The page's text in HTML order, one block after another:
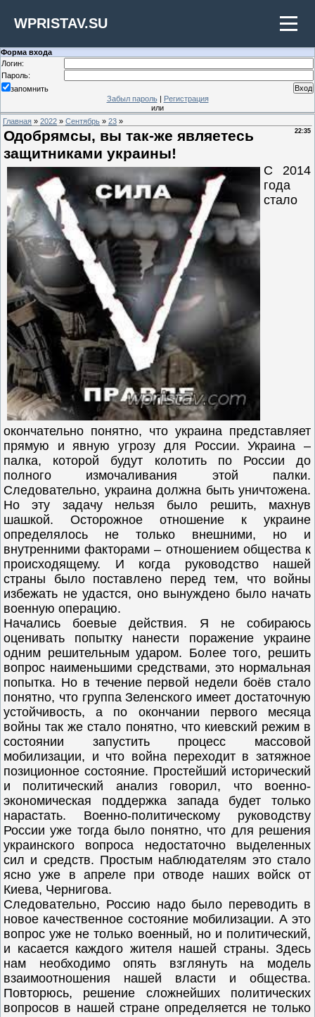
WPRISTAV.SU
Форма входа
Логин:
Пароль:
запомнить
Забыл пароль| Регистрация
или
Главная » 2022 » Сентябрь » 23 »
22:35
Одобрямсы, вы так-же являетесь
защитниками украины!
С 2014
года
стало
окончательно понятно, что украина представляет
прямую и явную угрозу для России. Украина –
палка, которой будут колотить по России до
полного измочаливания этой палки.
Следовательно, украина должна быть уничтожена.
Но эту задачу нельзя было решить, махнув
шашкой. Осторожное отношение к украине
определялось не только внешними, но и
внутренними факторами – отношением общества к
происходящему. И когда руководство нашей
страны было поставлено перед тем, что войны
избежать не удастся, оно вынуждено было начать
военную операцию.
Начались боевые действия. Я не собираюсь
оценивать попытку нанести поражение украине
одним решительным ударом. Более того, решить
вопрос наименьшими средствами, это нормальная
попытка. Но в течение первой недели боёв стало
понятно, что группа Зеленского имеет достаточную
устойчивость, а по окончании первого месяца
войны так же стало понятно, что киевский режим в
состоянии запустить процесс массовой
мобилизации, и что война переходит в затяжное
позиционное состояние. Простейший исторический
и политический анализ говорил, что военно-
экономическая поддержка запада будет только
нарастать. Военно-политическому руководству
России уже тогда было понятно, что для решения
украинского вопроса недостаточно выделенных
сил и средств. Простым наблюдателям это стало
ясно уже в апреле при отводе наших войск от
Киева, Чернигова.
Следовательно, Россию надо было переводить в
новое качественное состояние мобилизации. А это
вопрос уже не только военный, но и политический,
и касается каждого жителя нашей страны. Здесь
нам необходимо опять взглянуть на модель
взаимоотношения нашей власти и общества.
Повторюсь, решение сложнейших политических
вопросов в нашей стране определяется не только